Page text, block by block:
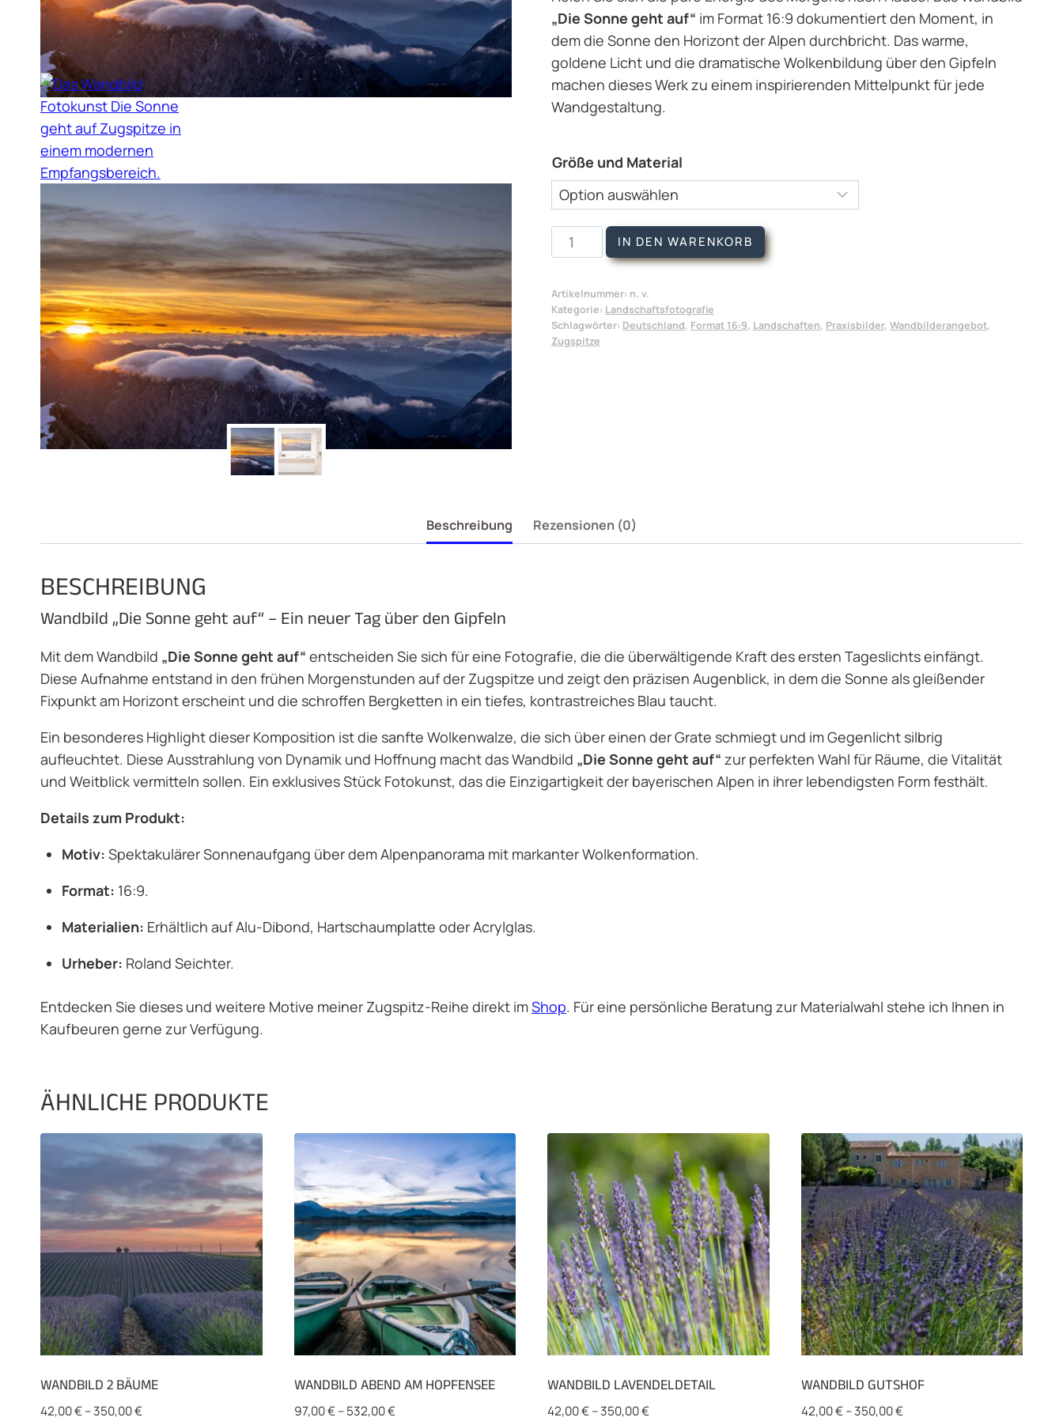
„Die Sonne geht auf“ im Format 16:9 dokumentiert den Moment, in
dem die Sonne den Horizont der Alpen durchbricht. Das warme,
goldene Licht und die dramatische Wolkenbildung über den Gipfeln
machen dieses Werk zu einem inspirierenden Mittelpunkt für jede
Wandgestaltung.
Größe und Material
Wandbild
Die
geht
auf
Menge
IN DEN WARENKORB
Artikelnummer: n. v.
Kategorie: Landschaftsfotografie
Schlagwörter: Deutschland, Format 16:9, Landschaften, Praxisbilder, Wandbilderangebot,
Zugspitze
Beschreibung Rezensionen (0)
BESCHREIBUNG
Wandbild „Die Sonne geht auf“ – Ein neuer Tag über den Gipfeln
Mit dem Wandbild „Die Sonne geht auf“ entscheiden Sie sich für eine Fotografie, die die überwältigende Kraft des ersten Tageslichts einfängt.
Diese Aufnahme entstand in den frühen Morgenstunden auf der Zugspitze und zeigt den präzisen Augenblick, in dem die Sonne als gleißender
Fixpunkt am Horizont erscheint und die schroffen Bergketten in ein tiefes, kontrastreiches Blau taucht.
Ein besonderes Highlight dieser Komposition ist die sanfte Wolkenwalze, die sich über einen der Grate schmiegt und im Gegenlicht silbrig
aufleuchtet. Diese Ausstrahlung von Dynamik und Hoffnung macht das Wandbild „Die Sonne geht auf“ zur perfekten Wahl für Räume, die Vitalität
und Weitblick vermitteln sollen. Ein exklusives Stück Fotokunst, das die Einzigartigkeit der bayerischen Alpen in ihrer lebendigsten Form festhält.
Details zum Produkt:
Motiv: Spektakulärer Sonnenaufgang über dem Alpenpanorama mit markanter Wolkenformation.
Format: 16:9.
Materialien: Erhältlich auf Alu-Dibond, Hartschaumplatte oder Acrylglas.
Urheber: Roland Seichter.
Entdecken Sie dieses und weitere Motive meiner Zugspitz-Reihe direkt imShop. Für eine persönliche Beratung zur Materialwahl stehe ich Ihnen in
Kaufbeuren gerne zur Verfügung.
ÄHNLICHE PRODUKTE
WANDBILD 2 BÄUME
42,00€–350,00€
WANDBILD ABEND AM HOPFENSEE
97,00€–532,00€
WANDBILD LAVENDELDETAIL
42,00€–350,00€
WANDBILD GUTSHOF
42,00€–350,00€